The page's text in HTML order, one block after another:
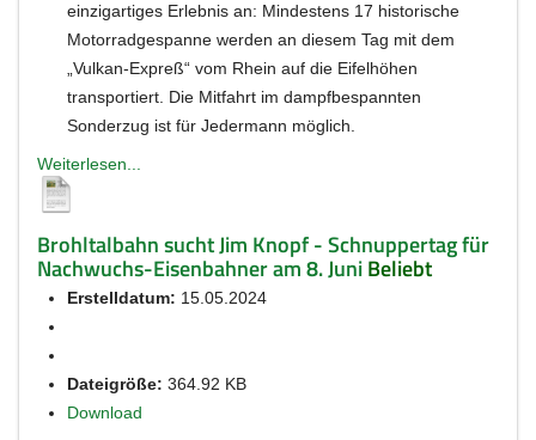
einzigartiges Erlebnis an: Mindestens 17 historische
Motorradgespanne werden an diesem Tag mit dem
„Vulkan-Expreß“ vom Rhein auf die Eifelhöhen
transportiert. Die Mitfahrt im dampfbespannten
Sonderzug ist für Jedermann möglich.
Weiterlesen...
Brohltalbahn sucht Jim Knopf - Schnuppertag für
Nachwuchs-Eisenbahner am 8. JuniBeliebt
Erstelldatum: 15.05.2024
Dateigröße: 364.92 KB
Download